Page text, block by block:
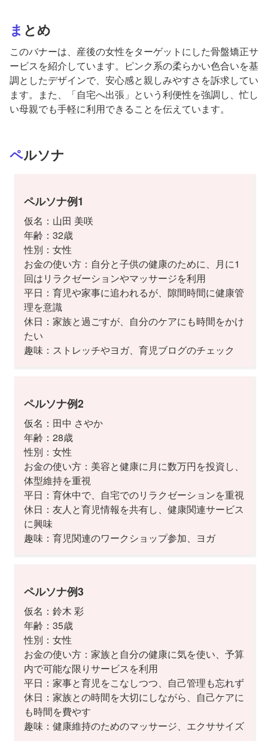
まとめ
このバナーは、産後の女性をターゲットにした骨盤矯正サ
ービスを紹介しています。ピンク系の柔らかい色合いを基
調としたデザインで、安心感と親しみやすさを訴求してい
ます。また、「自宅へ出張」という利便性を強調し、忙し
い母親でも手軽に利用できることを伝えています。
ペルソナ
ペルソナ例1
仮名：山田 美咲
年齢：32歳
性別：女性
お金の使い方：自分と子供の健康のために、月に1
回はリラクゼーションやマッサージを利用
平日：育児や家事に追われるが、隙間時間に健康管
理を意識
休日：家族と過ごすが、自分のケアにも時間をかけ
たい
趣味：ストレッチやヨガ、育児ブログのチェック
ペルソナ例2
仮名：田中 さやか
年齢：28歳
性別：女性
お金の使い方：美容と健康に月に数万円を投資し、
体型維持を重視
平日：育休中で、自宅でのリラクゼーションを重視
休日：友人と育児情報を共有し、健康関連サービス
に興味
趣味：育児関連のワークショップ参加、ヨガ
ペルソナ例3
仮名：鈴木 彩
年齢：35歳
性別：女性
お金の使い方：家族と自分の健康に気を使い、予算
内で可能な限りサービスを利用
平日：家事と育児をこなしつつ、自己管理も忘れず
休日：家族との時間を大切にしながら、自己ケアに
も時間を費やす
趣味：健康維持のためのマッサージ、エクササイズ